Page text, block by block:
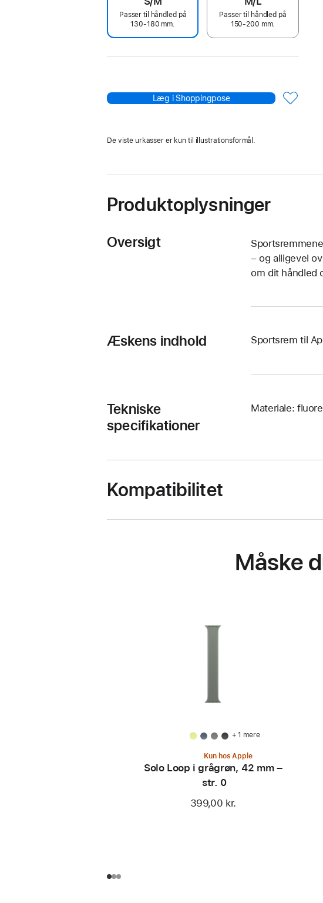
Passer til håndled på
130-180 mm.
Passer til håndled på
150-200 mm.
Læg i Shoppingpose
De viste urkasser er kun til illustrationsformål.
Produktoplysninger
Oversigt
– og alligevel
om dit håndled
Æskens indhold Sportsrem til
Tekniske
specifikationer
Materiale:
Kompatibilitet
Måske
+ 1 mere
Kun hos Apple
Solo Loop i grågrøn, 42 mm –
str. 0
399,00 kr.